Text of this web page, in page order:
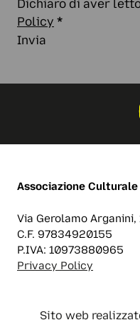
Dichiaro di aver
Policy *
Invia
Associazione Culturale
Via Gerolamo
C.F. 97834920155
P.IVA: 10973880965
Privacy Policy
Sito web